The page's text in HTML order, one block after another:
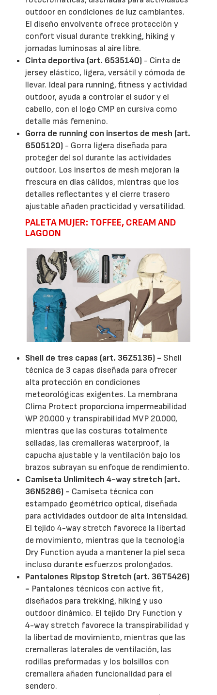
outdoor en condiciones de luz cambiantes.
El diseño envolvente ofrece protección y
confort visual durante trekking, hiking y
jornadas luminosas al aire libre.
Cinta deportiva (art. 6535140) - Cinta de
jersey elástico, ligera, versátil y cómoda de
llevar. Ideal para running, fitness y actividad
outdoor, ayuda a controlar el sudor y el
cabello, con el logo CMP en cursiva como
detalle más femenino.
Gorra de running con insertos de mesh (art.
6505120) - Gorra ligera diseñada para
proteger del sol durante las actividades
outdoor. Los insertos de mesh mejoran la
frescura en días cálidos, mientras que los
detalles reflectantes y el cierre trasero
ajustable añaden practicidad y versatilidad.
PALETA MUJER: TOFFEE, CREAM AND
LAGOON
Shell de tres capas (art. 36Z5136) - Shell
técnica de 3 capas diseñada para ofrecer
alta protección en condiciones
meteorológicas exigentes. La membrana
Clima Protect proporciona impermeabilidad
WP 20.000 y transpirabilidad MVP 20.000,
mientras que las costuras totalmente
selladas, las cremalleras waterproof, la
capucha ajustable y la ventilación bajo los
brazos subrayan su enfoque de rendimiento.
Camiseta Unlimitech 4-way stretch (art.
36N5286) - Camiseta técnica con
estampado geométrico optical, diseñada
para actividades outdoor de alta intensidad.
El tejido 4-way stretch favorece la libertad
de movimiento, mientras que la tecnología
Dry Function ayuda a mantener la piel seca
incluso durante esfuerzos prolongados.
Pantalones Ripstop Stretch (art. 36T5426)
- Pantalones técnicos con active fit,
diseñados para trekking, hiking y uso
outdoor dinámico. El tejido Dry Function y
4-way stretch favorece la transpirabilidad y
la libertad de movimiento, mientras que las
cremalleras laterales de ventilación, las
rodillas preformadas y los bolsillos con
cremallera añaden funcionalidad para el
sendero.